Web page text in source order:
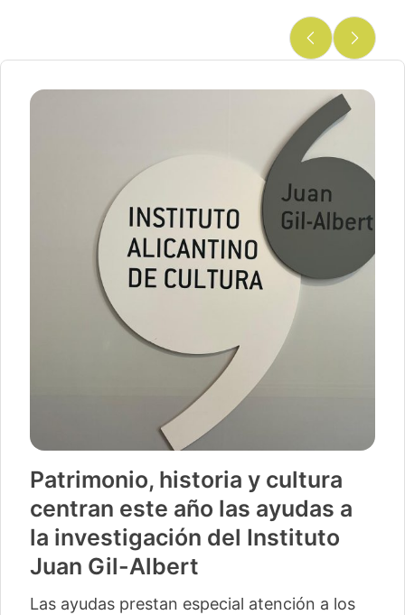
Patrimonio, historia y cultura
centran este año las ayudas a
la investigación del Instituto
Juan Gil-Albert
Las ayudas prestan especial atención a los